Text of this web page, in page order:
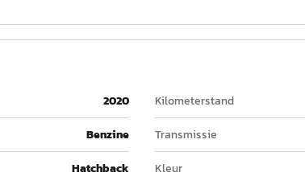
2020 Kilometerstand
Benzine Transmissie
Hatchback Kleur